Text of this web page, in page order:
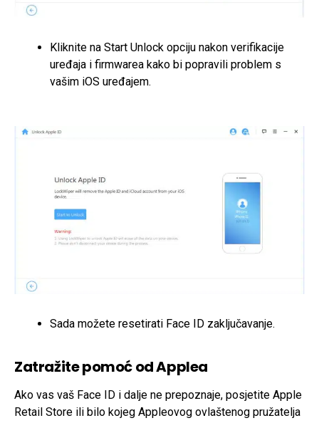
Kliknite na Start Unlock opciju nakon verifikacije
uređaja i firmwarea kako bi popravili problem s
vašim iOS uređajem.
Sada možete resetirati Face ID zaključavanje.
Zatražite pomoć od Applea
Ako vas vaš Face ID i dalje ne prepoznaje, posjetite Apple
Retail Store ili bilo kojeg Appleovog ovlaštenog pružatelja